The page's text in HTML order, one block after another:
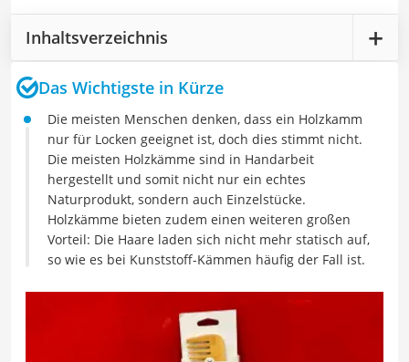
Inhaltsverzeichnis
Das Wichtigste in Kürze
Die meisten Menschen denken, dass ein Holzkamm
nur für Locken geeignet ist, doch dies stimmt nicht.
Die meisten Holzkämme sind in Handarbeit
hergestellt und somit nicht nur ein echtes
Naturprodukt, sondern auch Einzelstücke.
Holzkämme bieten zudem einen weiteren großen
Vorteil: Die Haare laden sich nicht mehr statisch auf,
so wie es bei Kunststoff-Kämmen häufig der Fall ist.